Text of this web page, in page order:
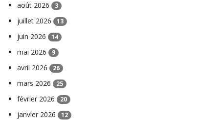
août 2026 3
juillet 2026 13
juin 2026 14
mai 2026 9
avril 2026 26
mars 2026 25
février 2026 20
janvier 2026 12